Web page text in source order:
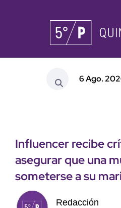
6 Ago.
Influencer recibe
asegurar que una
someterse a su
Redacción